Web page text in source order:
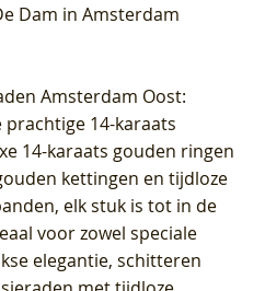
Dam in Amsterdam
Amsterdam Oost:
14-karaats
14-karaats gouden ringen
kettingen en tijdloze
elk stuk is tot in de
voor zowel speciale
elegantie, schitteren